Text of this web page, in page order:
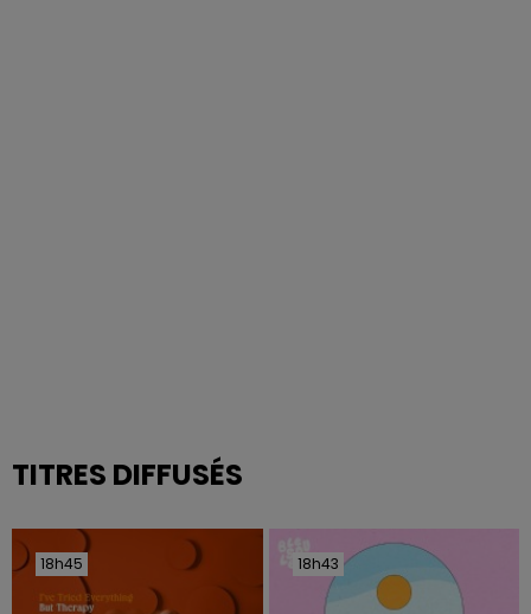
TITRES DIFFUSÉS
18h45
18h45 18h43
18h43